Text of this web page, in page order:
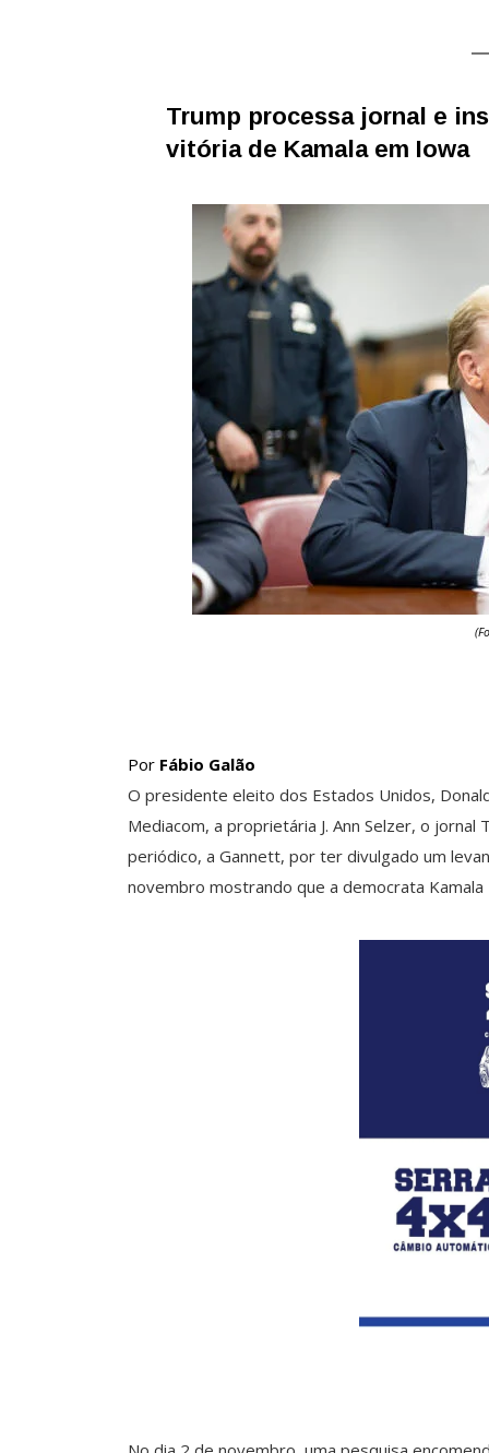
Trump processa jornal e
vitória de Kamala em Iowa
Por Fábio Galão
O presidente eleito dos Estados Unidos,
Mediacom, a proprietária J. Ann Selzer, o
periódico, a Gannett, por ter divulgado um
novembro mostrando que a democrata